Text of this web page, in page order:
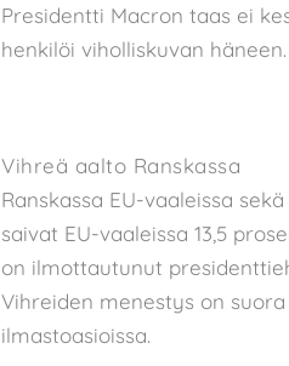
Presidentti Macron taas ei
henkilöi viholliskuvan häneen.
Vihreä aalto Ranskassa
Ranskassa EU-vaaleissa
saivat EU-vaaleissa 13,5
on ilmottautunut
Vihreiden menestys on
ilmastoasioissa.